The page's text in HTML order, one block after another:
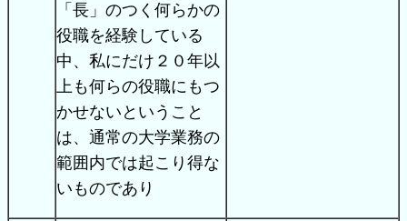
「長」のつく何らかの
役職を経験している
中、私にだけ２０年以
上も何らの役職にもつ
かせないということ
は、通常の大学業務の
範囲内では起こり得な
いものであり